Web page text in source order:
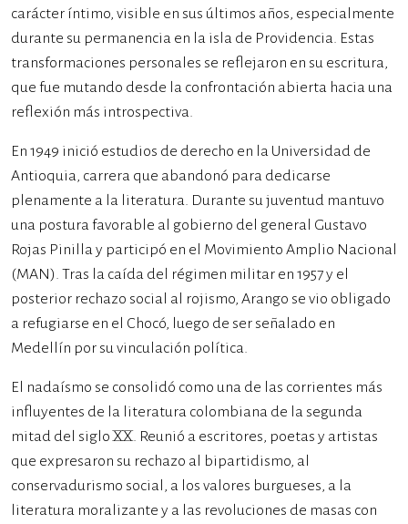
carácter íntimo, visible en sus últimos años, especialmente
durante su permanencia en la isla de Providencia. Estas
transformaciones personales se reflejaron en su escritura,
que fue mutando desde la confrontación abierta hacia una
reflexión más introspectiva.
En 1949 inició estudios de derecho en la Universidad de
Antioquia, carrera que abandonó para dedicarse
plenamente a la literatura. Durante su juventud mantuvo
una postura favorable al gobierno del general Gustavo
Rojas Pinilla y participó en el Movimiento Amplio Nacional
(MAN). Tras la caída del régimen militar en 1957 y el
posterior rechazo social al rojismo, Arango se vio obligado
a refugiarse en el Chocó, luego de ser señalado en
Medellín por su vinculación política.
El nadaísmo se consolidó como una de las corrientes más
influyentes de la literatura colombiana de la segunda
mitad del siglo XX. Reunió a escritores, poetas y artistas
que expresaron su rechazo al bipartidismo, al
conservadurismo social, a los valores burgueses, a la
literatura moralizante y a las revoluciones de masas con